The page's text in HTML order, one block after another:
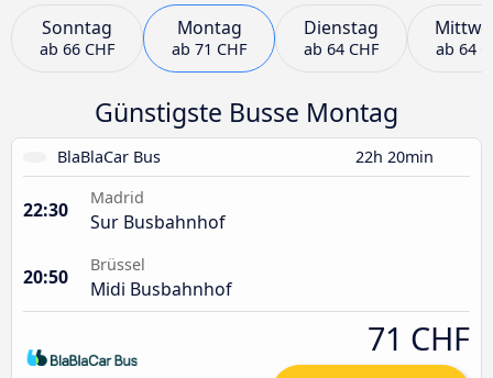
Sonntag
ab 66 CHF
Montag
ab 71 CHF
Dienstag
ab 64 CHF ab 64
Günstigste Busse Montag
BlaBlaCar Bus 22h 20min
22:30
Madrid
Sur Busbahnhof
20:50
Brüssel
Midi Busbahnhof
71 CHF